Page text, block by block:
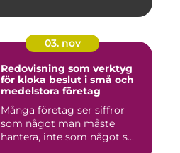
03. nov
Redovisning som verktyg
för kloka beslut i små och
medelstora företag
Många företag ser siffror
som något man måste
hantera, inte som något s...